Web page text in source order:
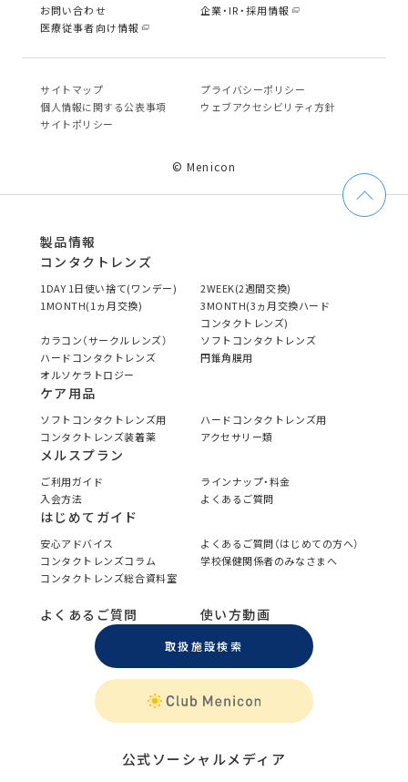
お問い合わせ
企業・IR・採用情報
医療従事者向け情報
サイトマップ
プライバシーポリシー
個⼈情報に関する公表事項
ウェブアクセシビリティ方針
サイトポリシー
© Menicon
製品情報
コンタクトレンズ
1DAY 1日使い捨て(ワンデー)
2WEEK(2週間交換)
1MONTH(1ヵ月交換)
3MONTH(3ヵ月交換ハード
コンタクトレンズ)
カラコン（サークルレンズ）
ソフトコンタクトレンズ
ハードコンタクトレンズ
円錐角膜用
オルソケラトロジー
ケア用品
ソフトコンタクトレンズ用
ハードコンタクトレンズ用
コンタクトレンズ装着薬
アクセサリー類
メルスプラン
ご利用ガイド
ラインナップ・料金
入会方法
よくあるご質問
はじめてガイド
安心アドバイス
よくあるご質問（はじめての方へ）
コンタクトレンズコラム
学校保健関係者のみなさまへ
コンタクトレンズ総合資料室
よくあるご質問 使い方動画
取扱施設検索
公式ソーシャルメディア